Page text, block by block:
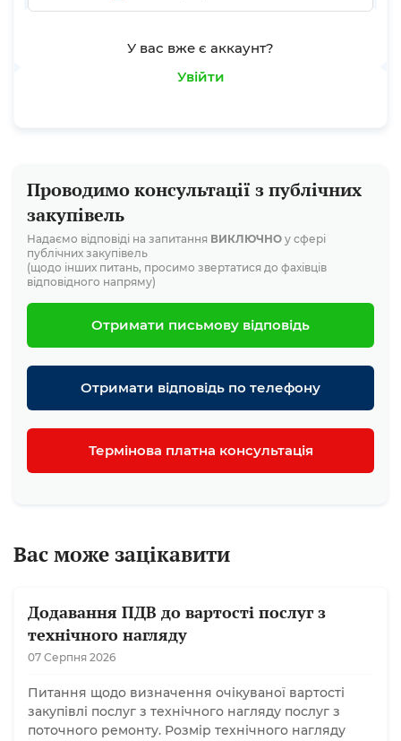
У вас вже є аккаунт?
Увійти
Проводимо консультації з публічних
закупівель
Надаємо відповіді на запитання ВИКЛЮЧНО у сфері
публічних закупівель
(щодо інших питань, просимо звертатися до фахівців
відповідного напряму)
Отримати письмову відповідь
Отримати відповідь по телефону
Термінова платна консультація
Вас може зацікавити
Додавання ПДВ до вартості послуг з
технічного нагляду
07 Серпня 2026
Питання щодо визначення очікуваної вартості
закупівлі послуг з технічного нагляду послуг з
поточного ремонту. Розмір технічного нагляду